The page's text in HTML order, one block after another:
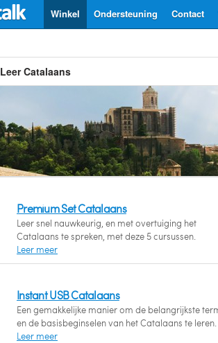
Contact
Ondersteuning
Winkel
Leer Catalaans
Premium Set Catalaans
Leer snel nauwkeurig, en met overtuiging het
Catalaans te spreken, met deze 5 cursussen.
Leer meer
Instant USB Catalaans
Een gemakkelijke manier om de belangrijkste
en de basisbeginselen van het Catalaans te leren.
Leer meer